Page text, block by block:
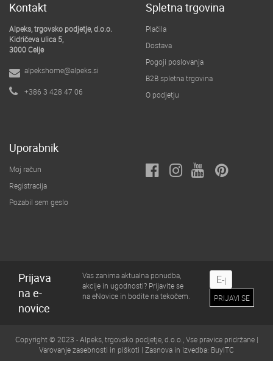
Kontakt
Alpeks, trgovsko podjetje, d.o.o.
Kidričeva ulica 5,
3000 Celje
alpekshome@alpeks.si
+386 3 428 47 06
Spletna trgovina
Plačila
Dostava
Pogoji poslovanja
B2B spletna trgovina
O podjetju
Uporabnik
Moj račun
Registracija
Pozabil sem geslo
Prijava
na e-
novice
Vas zanima aktualna ponudba,
akcije in ugodnosti? Prijavite se
na eNovice in bodite na tekočem.
Copyright © 2023 - Alpeks, trgovsko podjetje, d.o.o., Vse pravice pridržane |
Varovanje zasebnosti in piškoti | Zasnova in izvedba: BuyITC